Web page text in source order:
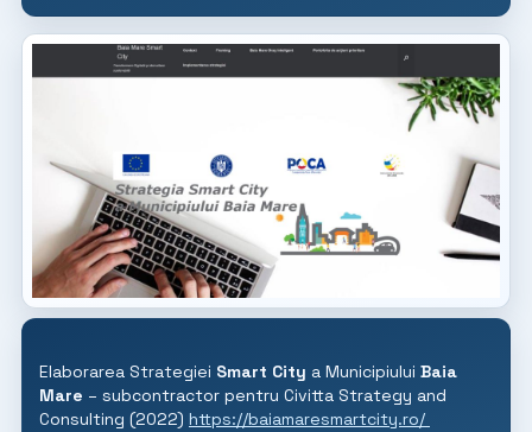
Elaborarea Strategiei Smart City a Municipiului Baia
Mare – subcontractor pentru Civitta Strategy and
Consulting (2022) https://baiamaresmartcity.ro/